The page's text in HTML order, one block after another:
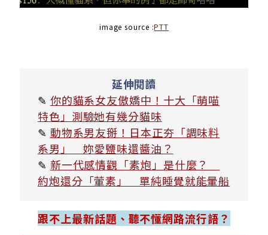
image source :PTT
延伸閱讀
✎ 你的貓系女友傲嬌中！十大「萌喵
特色」測驗她有幾分貓味
✎ 動物系男友掰！日本正夯「調味料
系男」 妳愛鹽味還醬油？
✎ 新一代感情觀「素炮」是什麼？
約炮還分「葷素」 單純睡覺就能暈船
跟不上最新話題、聽不懂網路流行語？